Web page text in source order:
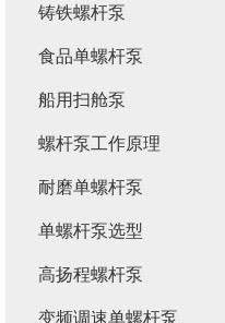
铸铁螺杆泵
食品单螺杆泵
船用扫舱泵
螺杆泵工作原理
耐磨单螺杆泵
单螺杆泵选型
高扬程螺杆泵
变频调速单螺杆泵